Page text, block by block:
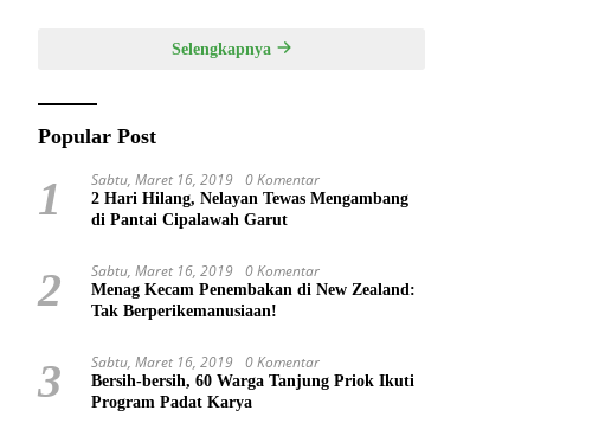
Selengkapnya
Popular Post
1 Sabtu, Maret 16, 2019 0 Komentar
2 Hari Hilang, Nelayan Tewas Mengambang
di Pantai Cipalawah Garut
2 Sabtu, Maret 16, 2019 0 Komentar
Menag Kecam Penembakan di New Zealand:
Tak Berperikemanusiaan!
3 Sabtu, Maret 16, 2019 0 Komentar
Bersih-bersih, 60 Warga Tanjung Priok Ikuti
Program Padat Karya